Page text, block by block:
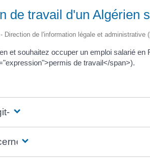
de travail d'un Algérien
Direction de l'information légale et administrative
et souhaitez occuper un emploi salarié
de travail</span>).
il ?
?